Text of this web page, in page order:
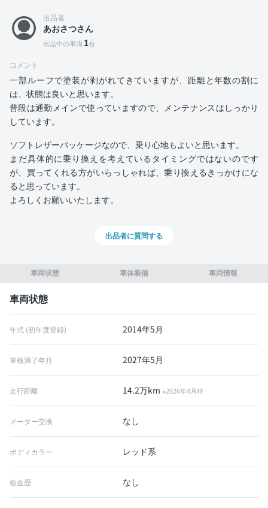
車両状態 車体装備 車両情報
車両状態
年式 (初年度登録) 2014年5月
車検満了年月 2027年5月
走行距離 14.2万km※2026年4月時
メーター交換 なし
ボディカラー レッド系
板金歴 なし
出品者
あおさつさん
出品中の車両 1台
コメント
一部ルーフで塗装が剥がれてきていますが、距離と年数の割に
は、状態は良いと思います。
普段は通勤メインで使っていますので、メンテナンスはしっかり
しています。
ソフトレザーパッケージなので、乗り心地もよいと思います。
まだ具体的に乗り換えを考えているタイミングではないのです
が、買ってくれる方がいらっしゃれば、乗り換えるきっかけにな
ると思っています。
よろしくお願いいたします。
出品者に質問する